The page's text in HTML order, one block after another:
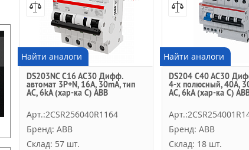
Найти аналоги
DS203NC C16 AC30 Дифф.
автомат 3P+N, 16A, 30mA, тип
AC, 6kA (хар-ка C) ABB
Арт.:2CSR256040R1164
Бренд: ABB
Склад: 57 шт.
Найти аналоги
DS204 C40 AC30
4-х полюсный, 40A,
АC, 6kA (хар-ка C)
Бренд: ABB
Склад: 18 шт.